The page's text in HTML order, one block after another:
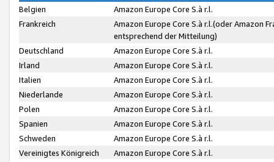
Belgien
Amazon Europe Core S.à r.l.
Frankreich
Amazon Europe Core S.à r.l.(oder Amazon
entsprechend der Mitteilung)
Deutschland
Amazon Europe Core S.à r.l.
Irland
Amazon Europe Core S.à r.l.
Italien
Amazon Europe Core S.à r.l.
Niederlande
Amazon Europe Core S.à r.l.
Polen
Amazon Europe Core S.à r.l.
Spanien
Amazon Europe Core S.à r.l.
Schweden
Amazon Europe Core S.à r.l.
Vereinigtes Königreich
Amazon Europe Core S.à r.l.